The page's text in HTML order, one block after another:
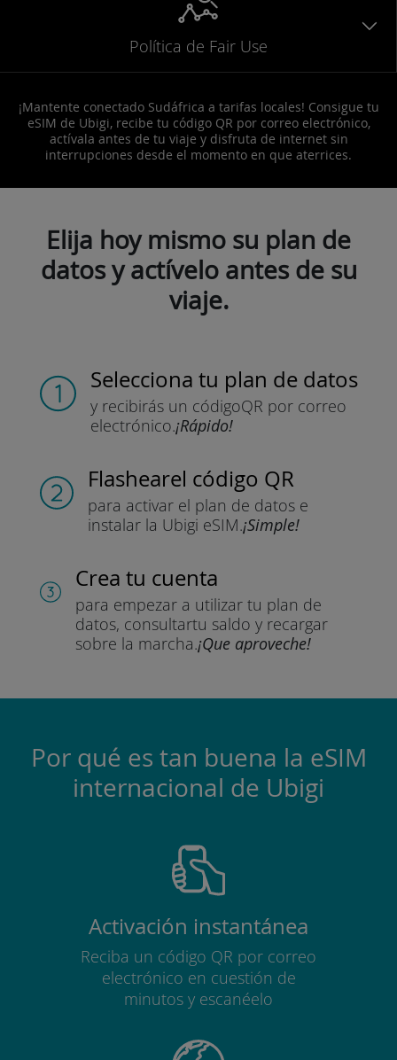
Política de Fair Use
¡Mantente conectado Sudáfrica a tarifas locales! Consigue tu
eSIM de Ubigi, recibe tu código QR por correo electrónico,
actívala antes de tu viaje y disfruta de internet sin
interrupciones desde el momento en que aterrices.
Elija hoy mismo su plan de
datos y actívelo antes de su
viaje.
Selecciona tu plan de datos
y recibirás un códigoQR por correo
electrónico.¡Rápido!
Flashearel código QR
para activar el plan de datos e
instalar la Ubigi eSIM.¡Simple!
Crea tu cuenta
para empezar a utilizar tu plan de
datos, consultartu saldo y recargar
sobre la marcha.¡Que aproveche!
Por qué es tan buena la eSIM
internacional de Ubigi
Activación instantánea
Reciba un código QR por correo
electrónico en cuestión de
minutos y escanéelo